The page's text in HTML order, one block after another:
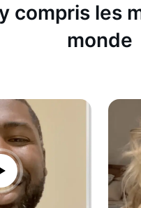
compris les
monde